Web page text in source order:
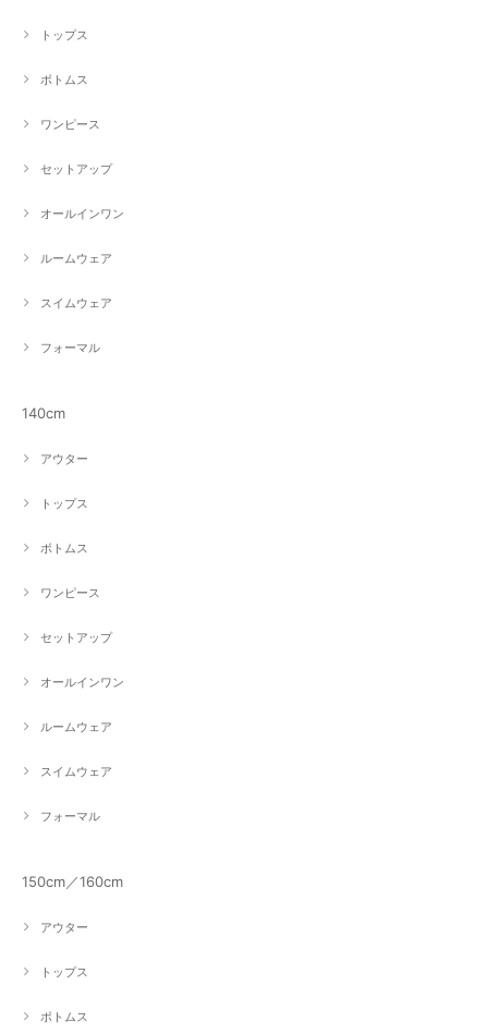
トップス
ボトムス
ワンピース
セットアップ
オールインワン
ルームウェア
スイムウェア
フォーマル
140cm
アウター
トップス
ボトムス
ワンピース
セットアップ
オールインワン
ルームウェア
スイムウェア
フォーマル
150cm／160cm
アウター
トップス
ボトムス